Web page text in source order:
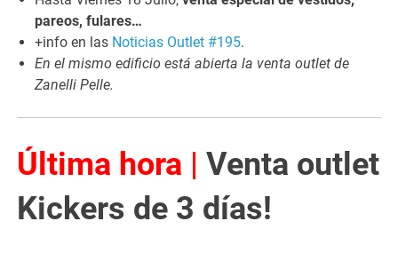
pareos, fulares…
+info en las Noticias Outlet #195.
En el mismo edificio está abierta la venta outlet de
Zanelli Pelle.
Última hora | Venta outlet
Kickers de 3 días!